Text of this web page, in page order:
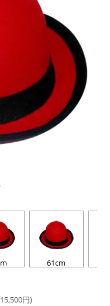
61cm
円)